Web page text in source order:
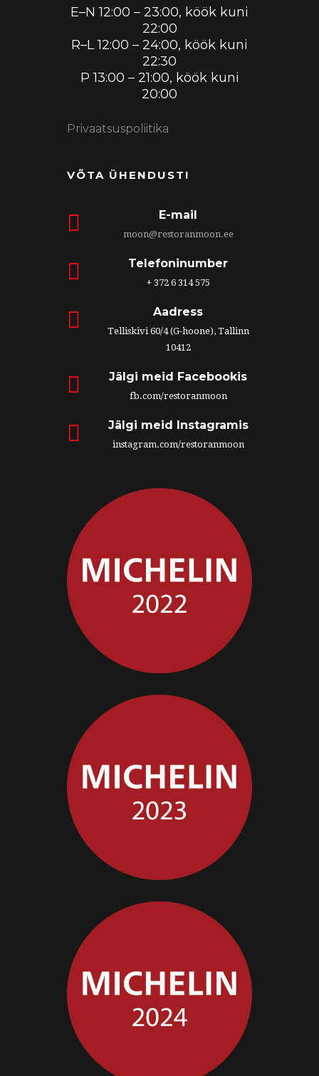
E–N 12:00 – 23:00, köök kuni
22:00
R–L 12:00 – 24:00, köök kuni
22:30
P 13:00 – 21:00, köök kuni
20:00
Privaatsuspoliitika
VÕTA ÜHENDUST!
E-mail
moon@restoranmoon.ee
Telefoninumber
+ 372 6 314 575
Aadress
Telliskivi 60/4 (G-hoone), Tallinn
10412
Jälgi meid Facebookis
fb.com/restoranmoon
Jälgi meid Instagramis
instagram.com/restoranmoon